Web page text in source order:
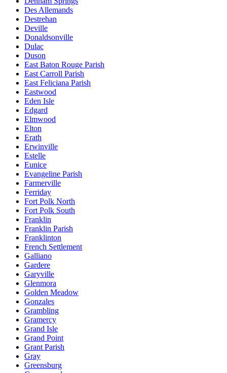
Des Allemands
Destrehan
Deville
Donaldsonville
Dulac
Duson
East Baton Rouge Parish
East Carroll Parish
East Feliciana Parish
Eastwood
Eden Isle
Edgard
Elmwood
Elton
Erath
Erwinville
Estelle
Eunice
Evangeline Parish
Farmerville
Ferriday
Fort Polk North
Fort Polk South
Franklin
Franklin Parish
Franklinton
French Settlement
Galliano
Gardere
Garyville
Glenmora
Golden Meadow
Gonzales
Grambling
Gramercy
Grand Isle
Grand Point
Grant Parish
Gray
Greensburg